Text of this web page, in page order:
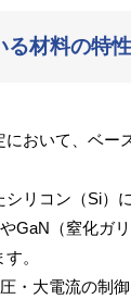
る材料の特
において、ベー
リコン（Si）
GaN（窒化ガ
。
・大電流の制